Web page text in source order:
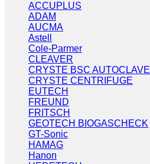
ACCUPLUS
ADAM
AUCMA
Astell
Cole-Parmer
CLEAVER
CRYSTE BSC AUTOCLAVE
CRYSTE CENTRIFUGE
EUTECH
FREUND
FRITSCH
GEOTECH BIOGASCHECK
GT-Sonic
HAMAG
Hanon